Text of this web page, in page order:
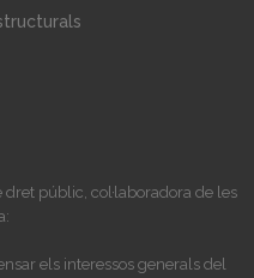
públic, col·laboradora de les
els interessos generals del